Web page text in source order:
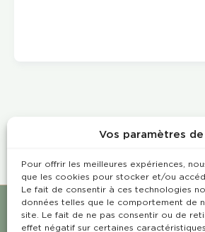
Vos paramètres
Pour offrir les meilleures expériences,
que les cookies pour stocker et/ou
Le fait de consentir à ces technologies
données telles que le comportement de
site. Le fait de ne pas consentir ou de
effet négatif sur certaines